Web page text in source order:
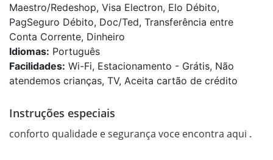
Maestro/Redeshop, Visa Electron, Elo Débito,
PagSeguro Débito, Doc/Ted, Transferência entre
Conta Corrente, Dinheiro
Idiomas: Português
Facilidades: Wi-Fi, Estacionamento - Grátis, Não
atendemos crianças, TV, Aceita cartão de crédito
Instruções especiais
conforto qualidade e segurança voce encontra aqui .